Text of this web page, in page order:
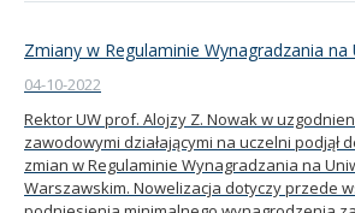
Zmiany w Regulaminie Wynagradzania na
04-10-2022
Rektor UW prof. Alojzy Z. Nowak w
zawodowymi działającymi na uczelni podjął
zmian w Regulaminie Wynagradzania na
Warszawskim. Nowelizacja dotyczy przede